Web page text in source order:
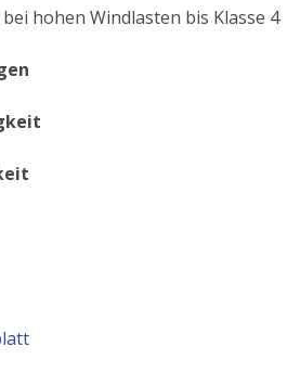
hohen Windlasten bis Klasse 4